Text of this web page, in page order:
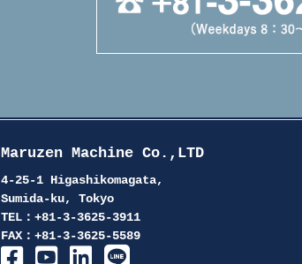
Maruzen Machine Co.,LTD
4-25-1 Higashikomagata,
Sumida-ku, Tokyo
TEL：+81-3-3625-3911
FAX：+81-3-3625-5589